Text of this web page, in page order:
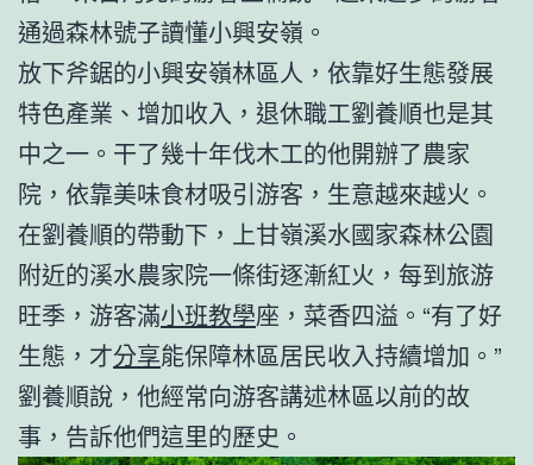
通過森林號子讀懂小興安嶺。
放下斧鋸的小興安嶺林區人，依靠好生態發展
特色產業、增加收入，退休職工劉養順也是其
中之一。干了幾十年伐木工的他開辦了農家
院，依靠美味食材吸引游客，生意越來越火。
在劉養順的帶動下，上甘嶺溪水國家森林公園
附近的溪水農家院一條街逐漸紅火，每到旅游
旺季，游客滿小班教學座，菜香四溢。“有了好
生態，才分享能保障林區居民收入持續增加。”
劉養順說，他經常向游客講述林區以前的故
事，告訴他們這里的歷史。